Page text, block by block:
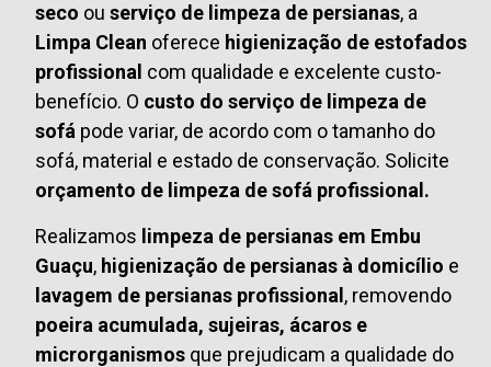
seco ou serviço de limpeza de persianas, a
Limpa Clean oferece higienização de estofados
profissional com qualidade e excelente custo-
benefício. O custo do serviço de limpeza de
sofá pode variar, de acordo com o tamanho do
sofá, material e estado de conservação. Solicite
orçamento de limpeza de sofá profissional.
Realizamos limpeza de persianas em Embu
Guaçu, higienização de persianas à domicílio e
lavagem de persianas profissional, removendo
poeira acumulada, sujeiras, ácaros e
microrganismos que prejudicam a qualidade do